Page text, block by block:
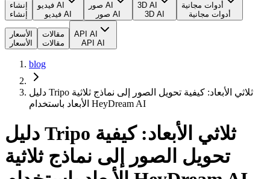
إنشاء
إنشاء
فيديو AI
فيديو AI
صور AI
صور AI
3D AI
3D AI
أدوات مجانية
أدوات مجانية
الأسعار
الأسعار
مقالات
مقالات
API AI
API AI
blog
دليل Tripo ثلاثي الأبعاد: كيفية تحويل الصور إلى نماذج ثلاثية
الأبعاد باستخدام HeyDream AI
دليل Tripo ثلاثي الأبعاد: كيفية
تحويل الصور إلى نماذج ثلاثية